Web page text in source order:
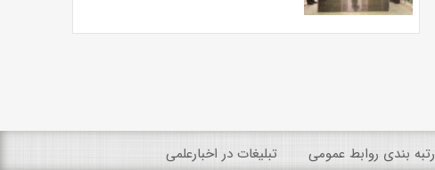
رتبه بندی روابط عمومی تبلیغات در اخبارعلمی